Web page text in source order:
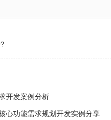
开发案例分析
心功能需求规划开发实例分享